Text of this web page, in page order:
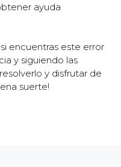
ayuda
encuentras este error
y siguiendo las
y disfrutar de
suerte!